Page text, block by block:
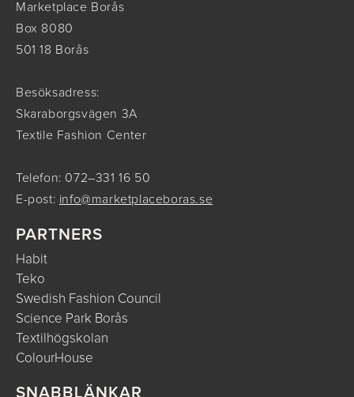
Marketplace Borås
Box 8080
501 18 Borås
Besöksadress:
Skaraborgsvägen 3A
Textile Fashion Center
Telefon: 072–331 16 50
E-post: info@marketplaceboras.se
PARTNERS
Habit
Teko
Swedish Fashion Council
Science Park Borås
Textilhögskolan
ColourHouse
SNABBLÄNKAR